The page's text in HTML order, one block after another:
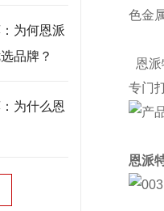
为何恩派
品牌？
为什么恩
色金
恩派
专门
恩派